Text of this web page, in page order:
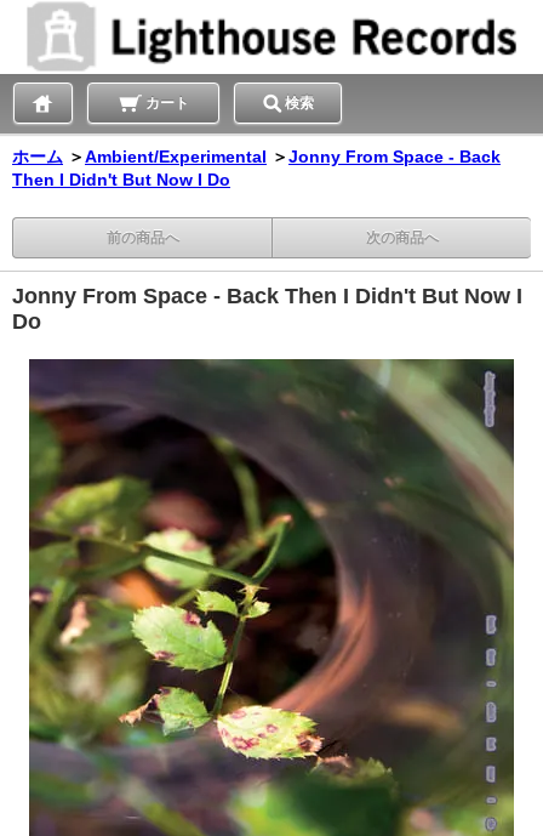
カート 検索
ホーム ＞Ambient/Experimental ＞Jonny From Space - Back
Then I Didn't But Now I Do
前の商品へ 次の商品へ
Jonny From Space - Back Then I Didn't But Now I
Do